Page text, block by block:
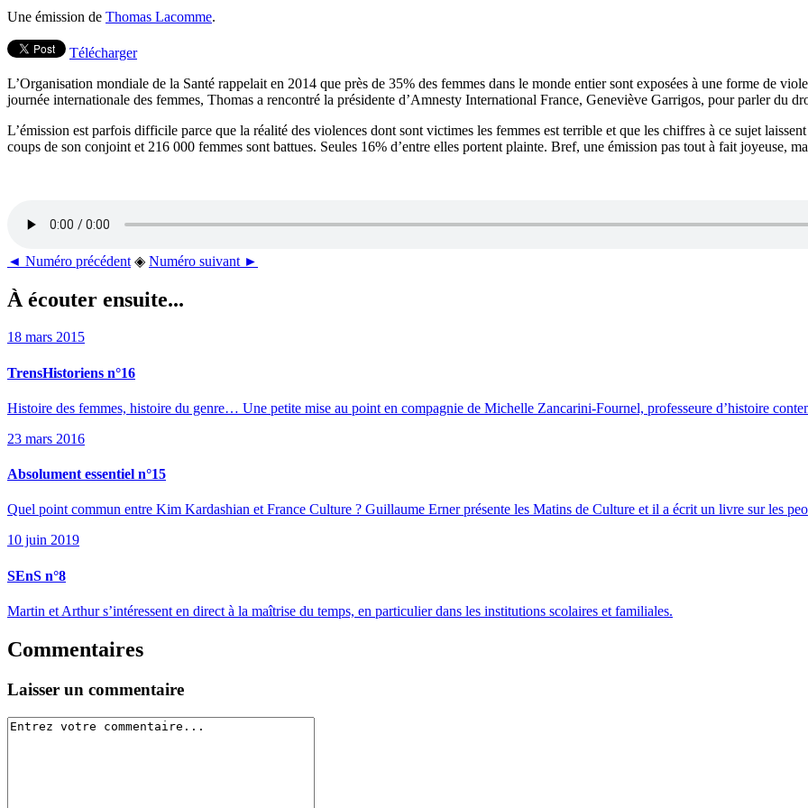
Une émission de Thomas Lacomme.
Télécharger
L’Organisation mondiale de la Santé rappelait en 2014 que près de 35% des femmes dans le monde entier sont exposées à une forme de
journée internationale des femmes, Thomas a rencontré la présidente d’Amnesty International France, Geneviève Garrigos, pour parler du
L’émission est parfois difficile parce que la réalité des violences dont sont victimes les femmes est terrible et que les chiffres à ce sujet
coups de son conjoint et 216 000 femmes sont battues. Seules 16% d’entre elles portent plainte. Bref, une émission pas tout à fait joyeuse,
◄ Numéro précédent ◈ Numéro suivant ►
À écouter ensuite...
18 mars 2015
TrensHistoriens n°16
Histoire des femmes, histoire du genre… Une petite mise au point en compagnie de Michelle Zancarini-Fournel, professeure d’histoire
23 mars 2016
Absolument essentiel n°15
Quel point commun entre Kim Kardashian et France Culture ? Guillaume Erner présente les Matins de Culture et il a écrit un livre sur les
10 juin 2019
SEnS n°8
Martin et Arthur s’intéressent en direct à la maîtrise du temps, en particulier dans les institutions scolaires et familiales.
Commentaires
Laisser un commentaire